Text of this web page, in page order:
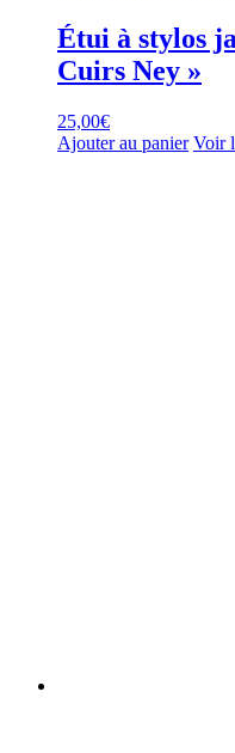
Étui à stylos
Cuirs Ney »
25,00€
Ajouter au panier Voir